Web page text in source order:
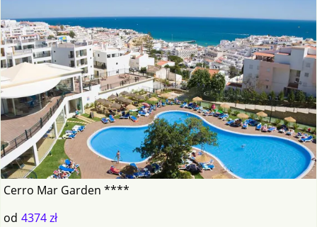
Cerro Mar Garden ****
od 4374 zł